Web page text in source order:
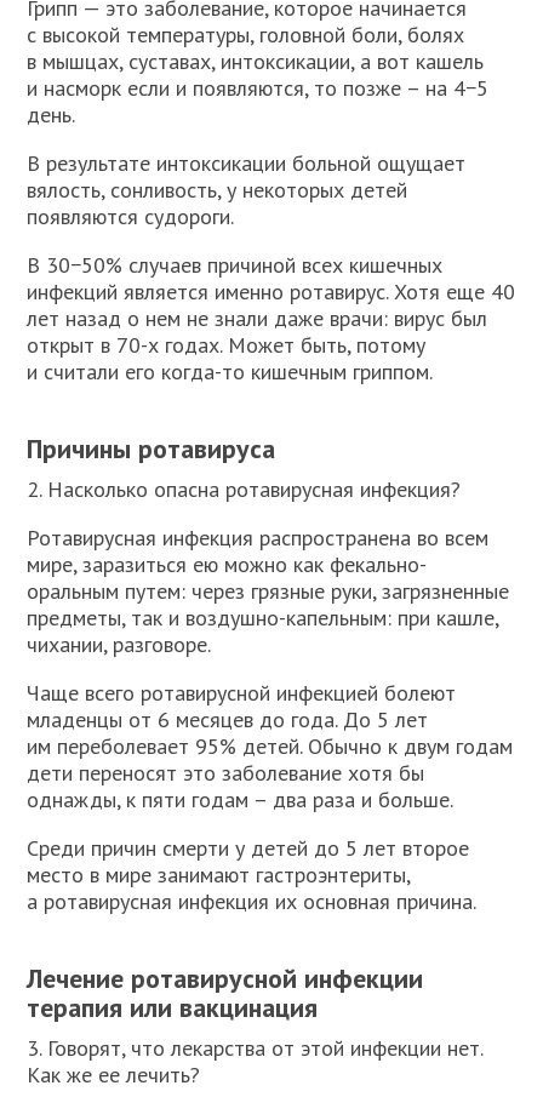
Грипп — это заболевание, которое начинается
с высокой температуры, головной боли, болях
в мышцах, суставах, интоксикации, а вот кашель
и насморк если и появляются, то позже – на 4−5
день.
В результате интоксикации больной ощущает
вялость, сонливость, у некоторых детей
появляются судороги.
В 30−50% случаев причиной всех кишечных
инфекций является именно ротавирус. Хотя еще 40
лет назад о нем не знали даже врачи: вирус был
открыт в 70-х годах. Может быть, потому
и считали его когда-то кишечным гриппом.
Причины ротавируса
2. Насколько опасна ротавирусная инфекция?
Ротавирусная инфекция распространена во всем
мире, заразиться ею можно как фекально-
оральным путем: через грязные руки, загрязненные
предметы, так и воздушно-капельным: при кашле,
чихании, разговоре.
Чаще всего ротавирусной инфекцией болеют
младенцы от 6 месяцев до года. До 5 лет
им переболевает 95% детей. Обычно к двум годам
дети переносят это заболевание хотя бы
однажды, к пяти годам – два раза и больше.
Среди причин смерти у детей до 5 лет второе
место в мире занимают гастроэнтериты,
а ротавирусная инфекция их основная причина.
Лечение ротавирусной инфекции
терапия или вакцинация
3. Говорят, что лекарства от этой инфекции нет.
Как же ее лечить?